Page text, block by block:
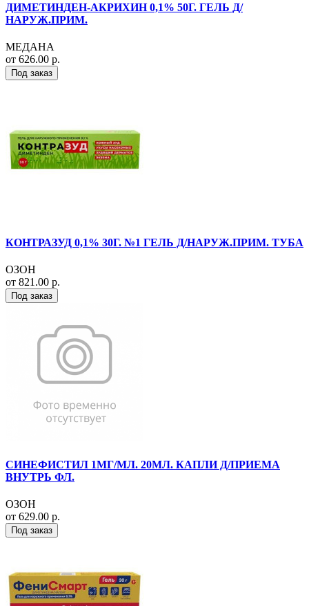
ДИМЕТИНДЕН-АКРИХИН 0,1% 50Г. ГЕЛЬ Д/
НАРУЖ.ПРИМ.
МЕДАНА
от 626.00 р.
Под заказ
КОНТРАЗУД 0,1% 30Г. №1 ГЕЛЬ Д/НАРУЖ.ПРИМ. ТУБА
ОЗОН
от 821.00 р.
Под заказ
СИНЕФИСТИЛ 1МГ/МЛ. 20МЛ. КАПЛИ Д/ПРИЕМА
ВНУТРЬ ФЛ.
ОЗОН
от 629.00 р.
Под заказ